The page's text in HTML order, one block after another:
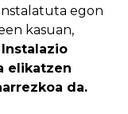
egon
kasuan,
Instalazio
elikatzen
da.